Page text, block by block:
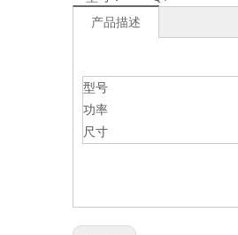
产品描述
型号
功率
尺寸